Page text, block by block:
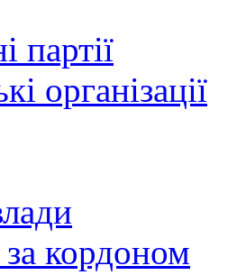
партії
організації
за кордоном